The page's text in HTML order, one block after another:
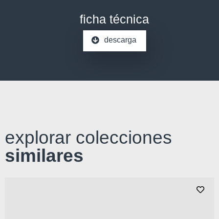
ficha técnica
descarga
explorar colecciones
similares